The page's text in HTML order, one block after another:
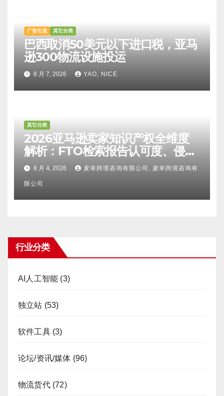
广告引流 其它分类
巴西取消50美元以下进口税，亚马
逊300物流设施投运
8 月 7, 2026 YAO, NICE
其它分类
2026亚马逊卖家知识产权全维度
解析：FTO检索报告认可度、侵权
比对区别、TRO应诉方法及服务商
甄选避坑全攻略
8 月 4, 2026 麦幸跨境咨询有限公司, 麦幸跨境咨询有
限公司
行业分类
AI人工智能 (3)
独立站 (53)
软件工具(3)
论坛/资讯/媒体 (96)
物流货代(72)